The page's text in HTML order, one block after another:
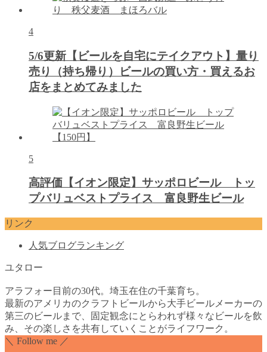
4
5/6更新【ビールを自宅にテイクアウト】量り
売り（持ち帰り）ビールの買い方・買えるお
店をまとめてみました
5
高評価【イオン限定】サッポロビール トッ
プバリュベストプライス 富良野生ビール
リンク
人気ブログランキング
ユタロー
アラフォー目前の30代。埼玉在住の千葉育ち。
最新のアメリカのクラフトビールから大手ビールメーカーの
第三のビールまで、固定観念にとらわれず様々なビールを飲
み、その楽しさを共有していくことがライフワーク。
＼ Follow me ／